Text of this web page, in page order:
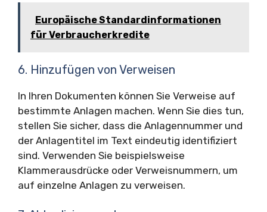
Europäische Standardinformationen
für Verbraucherkredite
6. Hinzufügen von Verweisen
In Ihren Dokumenten können Sie Verweise auf
bestimmte Anlagen machen. Wenn Sie dies tun,
stellen Sie sicher, dass die Anlagennummer und
der Anlagentitel im Text eindeutig identifiziert
sind. Verwenden Sie beispielsweise
Klammerausdrücke oder Verweisnummern, um
auf einzelne Anlagen zu verweisen.